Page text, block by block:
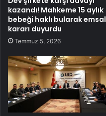
kazandı! Mahkeme 15 aylık
bebeği haklı bularak emsal
kararı duyurdu
Temmuz 5, 2026